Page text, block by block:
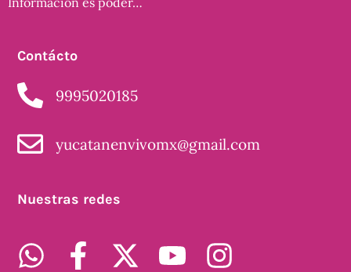
Contácto
9995020185
yucatanenvivomx@gmail.com
Nuestras redes